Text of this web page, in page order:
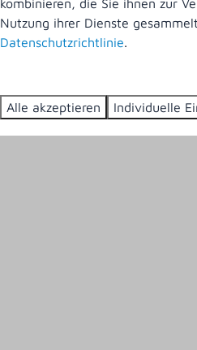
kombinieren, die Sie ihnen zur
Nutzung ihrer Dienste
Datenschutzrichtlinie.
Alle akzeptieren Individuelle